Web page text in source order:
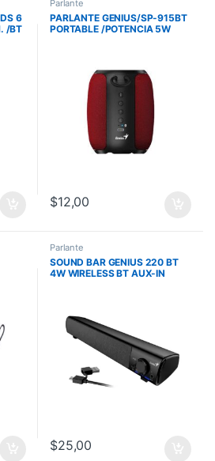
6
/BT
Parlante
PARLANTE GENIUS/SP-915BT
PORTABLE /POTENCIA 5W
$12,00
Parlante
SOUND BAR GENIUS 220 BT
4W WIRELESS BT AUX-IN
$25,00